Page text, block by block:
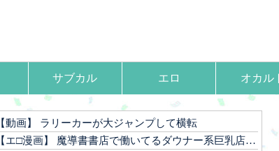
サブカル エロ オカル
【動画】 ラリーカーが大ジャンプして横転
【エ□漫画】 魔導書書店で働いてるダウナー系巨乳店員が同僚の童貞く●にパパ活を持ちかけてお金をもらって中出しセッ●スしちゃう！